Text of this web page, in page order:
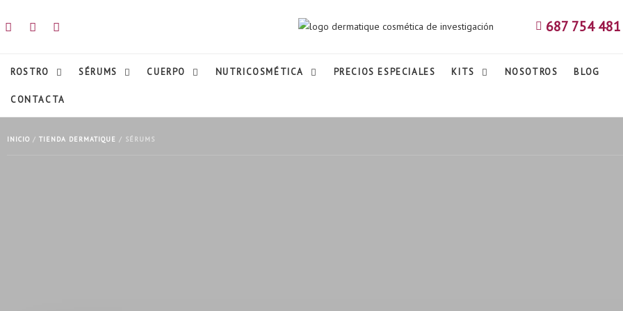
687 754 481
ROSTRO SÉRUMS CUERPO NUTRICOSMÉTICA PRECIOS ESPECIALES KITS NOSOTROS BLOG
CONTACTA
INICIO / TIENDA DERMATIQUE / SÉRUMS